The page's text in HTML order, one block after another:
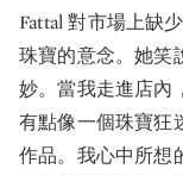
Fattal 對市場上缺
珠寶的意念。她笑
妙。當我走進店內
有點像一個珠寶狂
作品。我心中所想